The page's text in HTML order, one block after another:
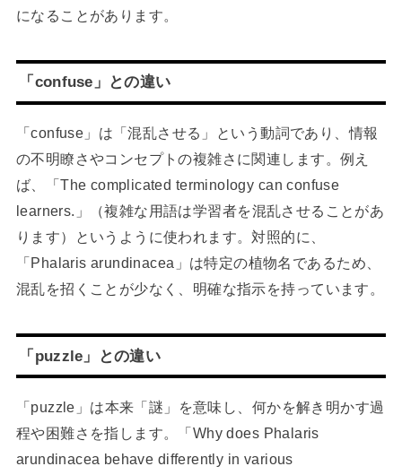
になることがあります。
「confuse」との違い
「confuse」は「混乱させる」という動詞であり、情報
の不明瞭さやコンセプトの複雑さに関連します。例え
ば、「The complicated terminology can confuse
learners.」（複雑な用語は学習者を混乱させることがあ
ります）というように使われます。対照的に、
「Phalaris arundinacea」は特定の植物名であるため、
混乱を招くことが少なく、明確な指示を持っています。
「puzzle」との違い
「puzzle」は本来「謎」を意味し、何かを解き明かす過
程や困難さを指します。「Why does Phalaris
arundinacea behave differently in various